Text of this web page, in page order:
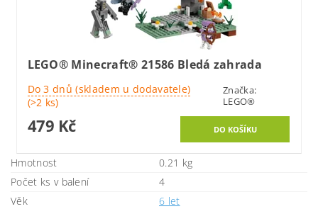
LEGO® Minecraft® 21586 Bledá zahrada
Do 3 dnů (skladem u dodavatele)
(>2 ks)
Značka:
LEGO®
479 Kč
Hmotnost
0.21 kg
Počet ks v balení
4
Věk
6 let